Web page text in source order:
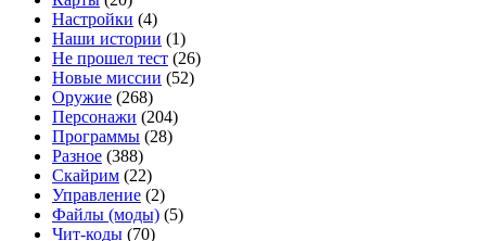
Настройки (4)
Наши истории (1)
Не прошел тест (26)
Новые миссии (52)
Оружие (268)
Персонажи (204)
Программы (28)
Разное (388)
Скайрим (22)
Управление (2)
Файлы (моды) (5)
Чит-коды (70)